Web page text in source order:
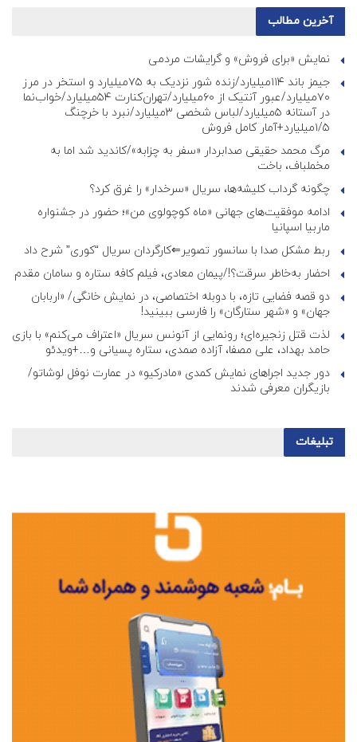
آخرین مطالب
نمایش «برای فروش» و گرایشات مردمی
جیمز باند ۱۱۴میلیارد/زنده شور نزدیک به ۷۵میلیارد و استخر در مرز
۷۰میلیارد/عبور آنتیک از ۶۰میلیارد/تهران‌کنارت ۵۴میلیارد/خواب‌نما
در آستانه ۵میلیارد/لباس شخصی ۳میلیارد/نبرد با خرچنگ
۱/۵میلیارد+آمار کامل فروش
مرگ محمد حقیقی صدابردار «سفر به چزابه»/کاندید شد اما به
مخملباف، باخت
چگونه گرداب کلیشه‌ها، سریال «سرخدار» را غرق کرد؟
ادامه موفقیت‌های جهانی «ماه کوچولوی من»؛ حضور در جشنواره
ماربیا اسپانیا
ربط مشکل صدا با سانسور تصویر⇐کارگردان سریال “کوری” شرح داد
احضار به‌خاطر سرقت؟!/پیمان معادی، فیلم کافه ستاره و سامان مقدم
دو قصه فضایی تازه، با دوبله اختصاصی، در نمایش خانگی/ «اربابان
جهان» و «شهر ستارگان» را فارسی ببینید!
لذت قتل زنجیره‌ای؛ رونمایی از آنونس سریال «اعتراف می‌کنم» با بازی
حامد بهداد، علی مصفا، آزاده صمدی، ستاره پسیانی و…+ویدئو
دور جدید اجراهای نمایش کمدی «مادرکیو» در عمارت نوفل لوشاتو/
بازیگران معرفی شدند
تبلیغات